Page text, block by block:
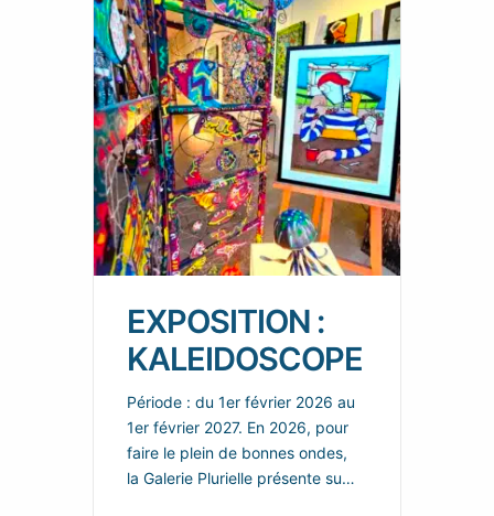
EXPOSITION :
KALEIDOSCOPE
Période : du 1er février 2026 au
1er février 2027. En 2026, pour
faire le plein de bonnes ondes,
la Galerie Plurielle présente sur